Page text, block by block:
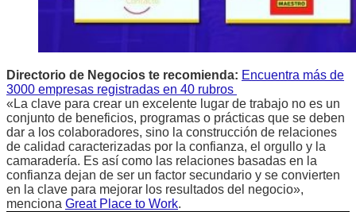
Directorio de Negocios te recomienda: Encuentra más de
3000 empresas registradas en 40 rubros
«La clave para crear un excelente lugar de trabajo no es un
conjunto de beneficios, programas o prácticas que se deben
dar a los colaboradores, sino la construcción de relaciones
de calidad caracterizadas por la confianza, el orgullo y la
camaradería. Es así como las relaciones basadas en la
confianza dejan de ser un factor secundario y se convierten
en la clave para mejorar los resultados del negocio»,
menciona Great Place to Work.